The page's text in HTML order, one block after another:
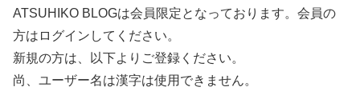
ATSUHIKO BLOGは会員限定となっております。会員の
方はログインしてください。
新規の方は、以下よりご登録ください。
尚、ユーザー名は漢字は使用できません。